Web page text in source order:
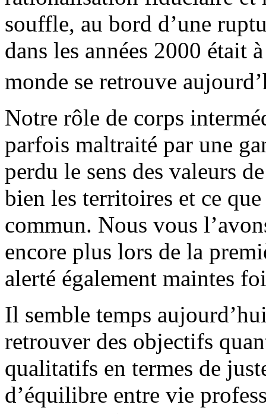
souffle, au bord d’une
dans les années 2000 était
monde se retrouve
Notre rôle de corps
parfois maltraité par une
perdu le sens des valeurs
bien les territoires et ce
commun. Nous vous
encore plus lors de la
alerté également maintes
Il semble temps
retrouver des objectifs
qualitatifs en termes de
d’équilibre entre vie